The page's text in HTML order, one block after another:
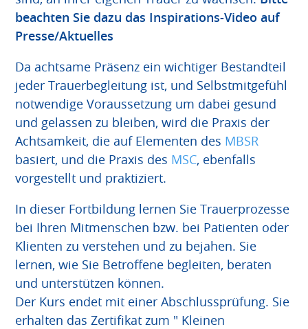
beachten Sie dazu das Inspirations-Video auf
Presse/Aktuelles
Da achtsame Präsenz ein wichtiger Bestandteil
jeder Trauerbegleitung ist, und Selbstmitgefühl
notwendige Voraussetzung um dabei gesund
und gelassen zu bleiben, wird die Praxis der
Achtsamkeit, die auf Elementen des MBSR
basiert, und die Praxis des MSC, ebenfalls
vorgestellt und praktiziert.
In dieser Fortbildung lernen Sie Trauerprozesse
bei Ihren Mitmenschen bzw. bei Patienten oder
Klienten zu verstehen und zu bejahen. Sie
lernen, wie Sie Betroffene begleiten, beraten
und unterstützen können.
Der Kurs endet mit einer Abschlussprüfung. Sie
erhalten das Zertifikat zum " Kleinen